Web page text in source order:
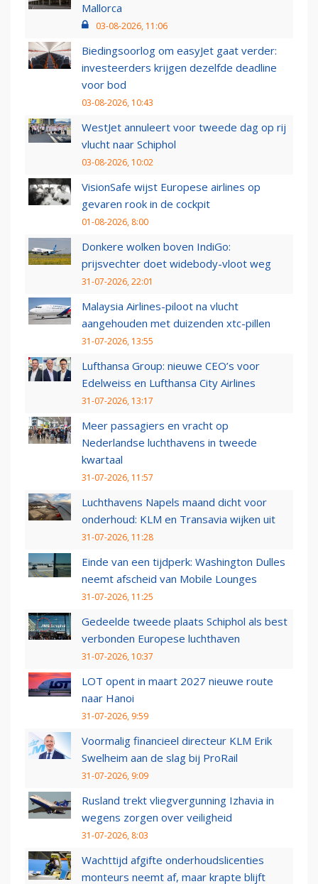
Mallorca
03-08-2026, 11:06
Biedingsoorlog om easyJet gaat verder:
investeerders krijgen dezelfde deadline
voor bod
03-08-2026, 10:43
WestJet annuleert voor tweede dag op rij
vlucht naar Schiphol
03-08-2026, 10:02
VisionSafe wijst Europese airlines op
gevaren rook in de cockpit
01-08-2026, 8:00
Donkere wolken boven IndiGo:
prijsvechter doet widebody-vloot weg
31-07-2026, 22:01
Malaysia Airlines-piloot na vlucht
aangehouden met duizenden xtc-pillen
31-07-2026, 13:55
Lufthansa Group: nieuwe CEO’s voor
Edelweiss en Lufthansa City Airlines
31-07-2026, 13:17
Meer passagiers en vracht op
Nederlandse luchthavens in tweede
kwartaal
31-07-2026, 11:57
Luchthavens Napels maand dicht voor
onderhoud: KLM en Transavia wijken uit
31-07-2026, 11:28
Einde van een tijdperk: Washington Dulles
neemt afscheid van Mobile Lounges
31-07-2026, 11:25
Gedeelde tweede plaats Schiphol als best
verbonden Europese luchthaven
31-07-2026, 10:37
LOT opent in maart 2027 nieuwe route
naar Hanoi
31-07-2026, 9:59
Voormalig financieel directeur KLM Erik
Swelheim aan de slag bij ProRail
31-07-2026, 9:09
Rusland trekt vliegvergunning Izhavia in
wegens zorgen over veiligheid
31-07-2026, 8:03
Wachttijd afgifte onderhoudslicenties
monteurs neemt af, maar krapte blijft